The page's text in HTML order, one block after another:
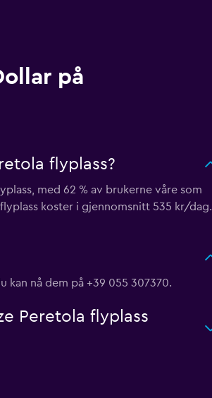
på
flyplass?
med 62 % av brukerne våre som
koster i gjennomsnitt 535 kr/dag.
nå dem på +39 055 307370.
Peretola flyplass